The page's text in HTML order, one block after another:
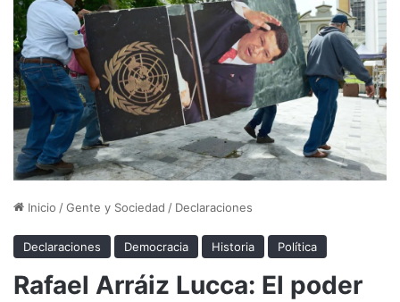
Inicio /Gente y Sociedad / Declaraciones
Declaraciones Democracia Historia Política
Rafael Arráiz Lucca: El poder